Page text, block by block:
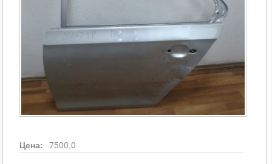
Цена: 7500,0